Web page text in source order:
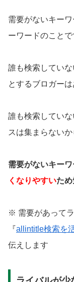
需要がないキー
ーワードのことで
誰も検索してい
とするブロガーは
誰も検索してい
スは集まらないか
需要がないキーワ
くなりやすいため
※ 需要があって
『allintitle検索を
伝えします